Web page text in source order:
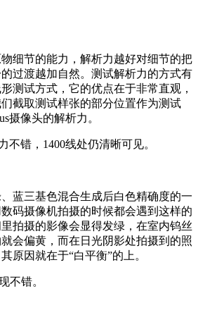
细节的能力，解析力越好对细节的把
过渡越加自然。测试解析力的方式有
测试方式，它的优点在于非常直观，
截取测试样张的部分位置作为测试
摄像头的解析力。
不错，1400线处仍清晰可见。
蓝三基色混合生成后白色精确度的一
码摄像机拍摄的时候都会遇到这样的
拍摄的影像会显得发绿，在室内钨丝
会偏黄，而在日光阴影处拍摄到的照
原因就在于“白平衡”的上。
不错。